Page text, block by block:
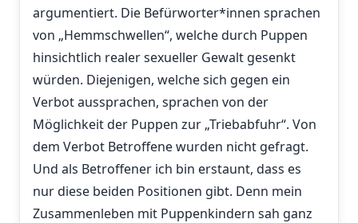
argumentiert. Die Befürworter*innen sprachen
von „Hemmschwellen“, welche durch Puppen
hinsichtlich realer sexueller Gewalt gesenkt
würden. Diejenigen, welche sich gegen ein
Verbot aussprachen, sprachen von der
Möglichkeit der Puppen zur „Triebabfuhr“. Von
dem Verbot Betroffene wurden nicht gefragt.
Und als Betroffener ich bin erstaunt, dass es
nur diese beiden Positionen gibt. Denn mein
Zusammenleben mit Puppenkindern sah ganz